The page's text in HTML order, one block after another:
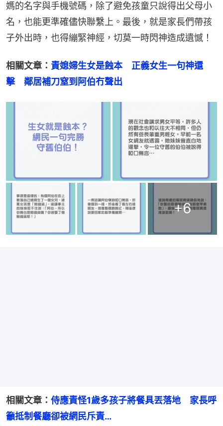
媽的名字與手機號碼，除了避免孩童只說得出父母小
名，也能更準確儘快聯繫上。最後，就是家長們帶孩
子外出時，也得繃緊神經，切莫一時閃神造成遺憾！
相關文章： 責媳婦生女是蝕本　正義女生一句神還
擊　鄰居補刀窒到阿伯冇聲出
+6
相關文章： 侍應責怪1歲多孩子將餐具丟落地　家長呼
籲抵制餐廳卻被網民斥責…